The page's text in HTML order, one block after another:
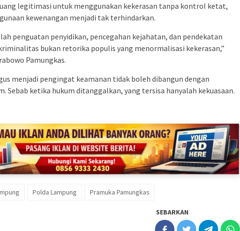
legitimasi untuk menggunakan kekerasan tanpa kontrol ketat,
kewenangan menjadi tak terhindarkan.
penguatan penyidikan, pencegahan kejahatan, dan pendekatan
bukan retorika populis yang menormalisasi kekerasan,”
Pamungkas.
menjadi pengingat keamanan tidak boleh dibangun dengan
Sebab ketika hukum ditanggalkan, yang tersisa hanyalah kekuasaan.
Polda Lampung Pramuka Pamungkas
SEBARKAN